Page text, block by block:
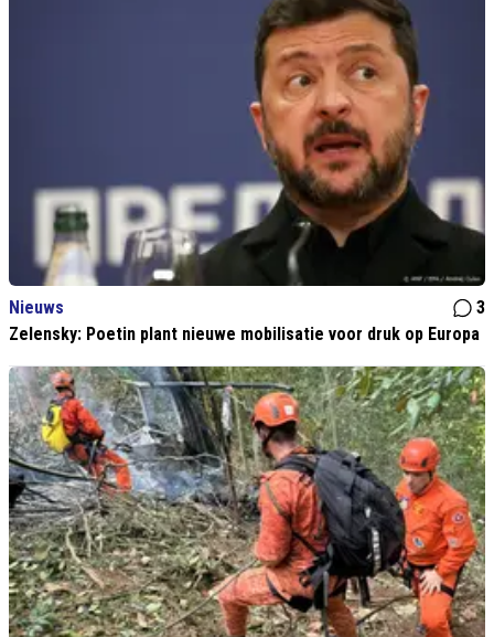
Nieuws
3
Zelensky: Poetin plant nieuwe mobilisatie voor druk op Europa